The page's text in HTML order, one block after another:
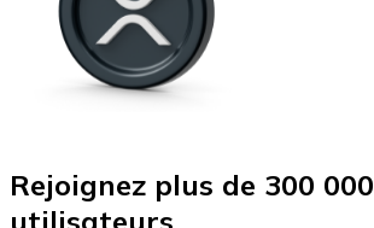
Rejoignez plus de 300 000